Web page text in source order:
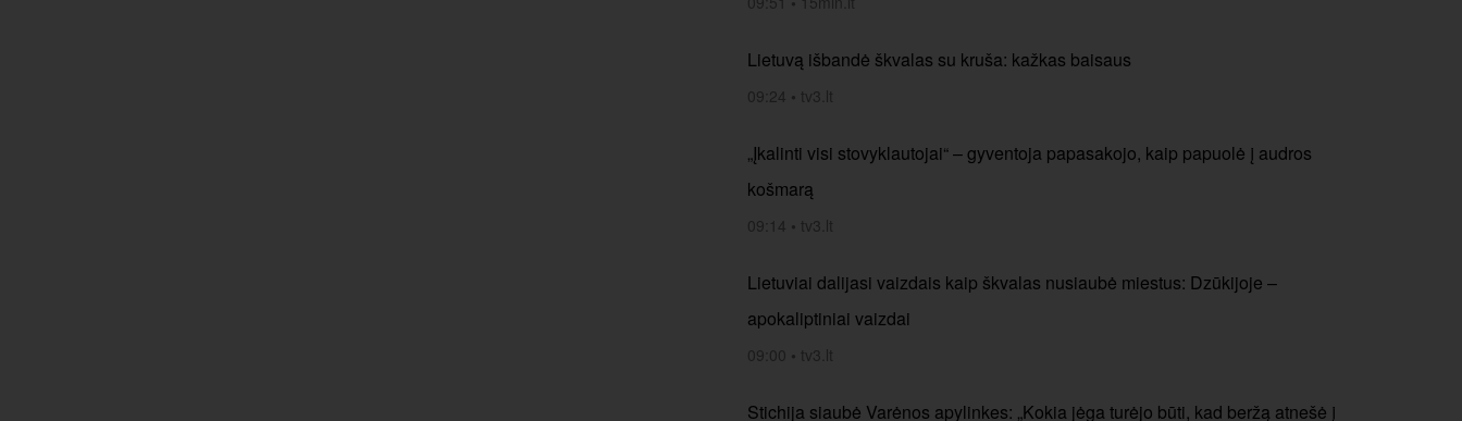
Lietuvą išbandė škvalas su kruša: kažkas baisaus
09:24 • tv3.lt
„Įkalinti visi stovyklautojai“ – gyventoja papasakojo, kaip papuolė į audros
košmarą
09:14 • tv3.lt
Lietuviai dalijasi vaizdais kaip škvalas nusiaubė miestus: Dzūkijoje –
apokaliptiniai vaizdai
09:00 • tv3.lt
Stichija siaubė Varėnos apylinkes: „Kokia jėga turėjo būti, kad beržą atnešė į